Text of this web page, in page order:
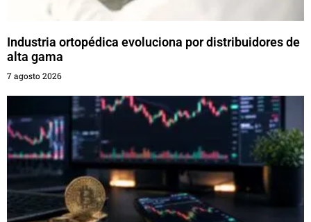
Industria ortopédica evoluciona por distribuidores de
alta gama
7 agosto 2026